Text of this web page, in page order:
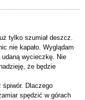
tylko szumiał deszcz.
nie kapało. Wyglądam
wycieczkę. Nie
że będzie
śpiwór. Dlaczego
spędzić w górach